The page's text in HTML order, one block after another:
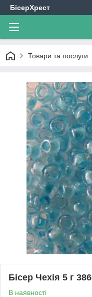
БісерХрест
Товари та послуги
Бісер Чехія 5 г
В наявності